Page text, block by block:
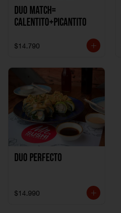
DUO MATCH=
CALENTITO+PICANTITO
$14.790
Duo perfecto
$14.990